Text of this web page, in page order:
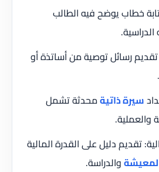
خطاب يوضح فيه الطالب
رسائل توصية من أساتذة أو
سيرة ذاتيةمحدثة تشمل
والعملية.
تقديم دليل على القدرة المالية
والدراسة.